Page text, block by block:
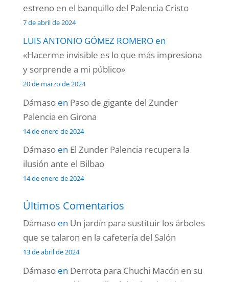
estreno en el banquillo del Palencia Cristo
7 de abril de 2024
LUIS ANTONIO GÓMEZ ROMEROen
«Hacerme invisible es lo que más impresiona
y sorprende a mi público»
20 de marzo de 2024
Dámasoen Paso de gigante del Zunder
Palencia en Girona
14 de enero de 2024
Dámasoen El Zunder Palencia recupera la
ilusión ante el Bilbao
14 de enero de 2024
Últimos Comentarios
Dámasoen Un jardín para sustituir los árboles
que se talaron en la cafetería del Salón
13 de abril de 2024
Dámasoen Derrota para Chuchi Macón en su